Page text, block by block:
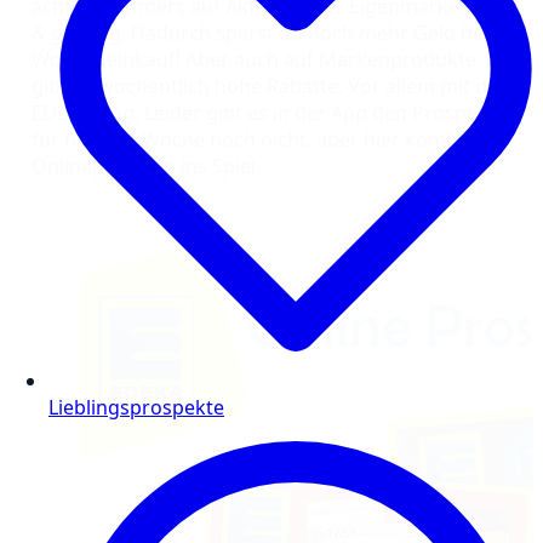
achte besonders auf Aktionen der Eigenmarke gut
& günstig. Dadurch sparst du noch mehr Geld beim
Wocheneinkauf! Aber auch auf Markenprodukte
gibt es wöchentlich hohe Rabatte. Vor allem mit der
EDEKA-App. Leider gibt es in der App den Prospekt
für nächste Woche noch nicht, aber hier kommt
Onlineprospekt ins Spiel.
Lieblingsprospekte